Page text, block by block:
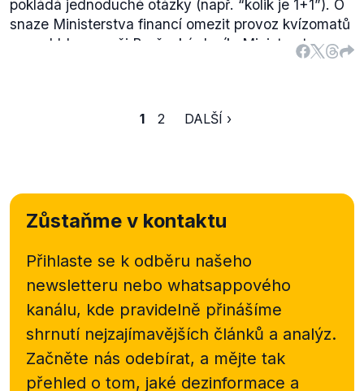
pokládá jednoduché otázky (např. “kolik je 1+1”). O
snaze Ministerstva financí omezit provoz kvízomatů
napsal Idnes.cz či Brněnský deník
. Ministerstvo
podle těchto zpráv na provozovatele automatů v
1 2 DALŠÍ ›
Zůstaňme v kontaktu
Přihlaste se k odběru našeho
newsletteru nebo whatsappového
kanálu, kde pravidelně přinášíme
shrnutí nejzajímavějších článků a analýz.
Začněte nás odebírat, a mějte tak
přehled o tom, jaké dezinformace a